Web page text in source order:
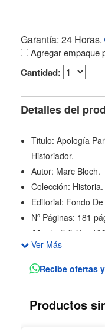
Garantía: 24 Horas.
Agregar empaque
Cantidad:
Detalles del
Titulo: Apología
Historiador.
Autor: Marc Bloch.
Colección: Historia.
Editorial: Fondo
Nº Páginas: 181
Año de Edición:
En 1943 Marc
'Apología para la
se creía era el
ampliamente
Ver Más
Recibe ofertas
Productos